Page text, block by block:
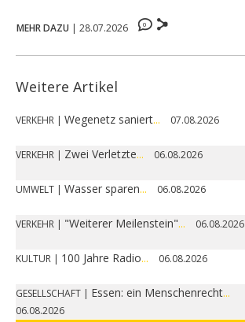
MEHR DAZU | 28.07.2026 0
Weitere Artikel
VERKEHR | Wegenetz saniert... 07.08.2026
VERKEHR | Zwei Verletzte... 06.08.2026
UMWELT | Wasser sparen... 06.08.2026
VERKEHR | "Weiterer Meilenstein"... 06.08.2026
KULTUR | 100 Jahre Radio... 06.08.2026
GESELLSCHAFT | Essen: ein Menschenrecht...
06.08.2026